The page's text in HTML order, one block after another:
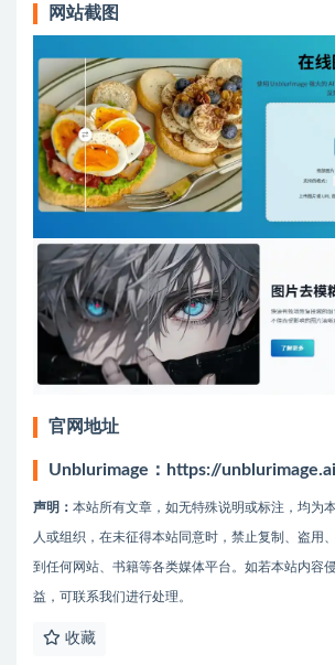
网站截图
官网地址
Unblurimage：https://
声明： 本站所有文章，如无特殊说明或标注，均为
人或组织，在未征得本站同意时，禁止复制、盗用
到任何网站、书籍等各类媒体平台。如若本站内容
益，可联系我们进行处理。
收藏